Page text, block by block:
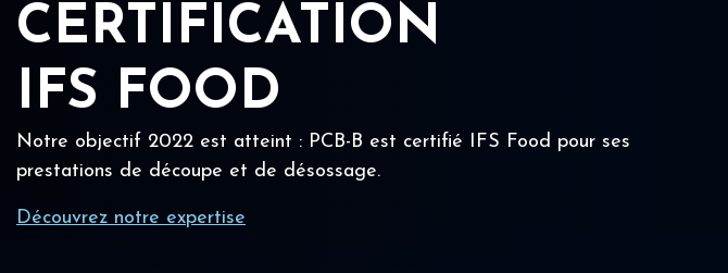
CERTIFICATION
IFS FOOD
Notre objectif 2022 est atteint : PCB-B est certifié IFS Food pour ses
prestations de découpe et de désossage.
Découvrez notre expertise